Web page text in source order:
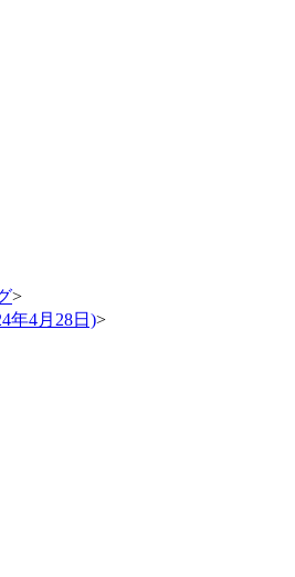
>
年4月28日)>